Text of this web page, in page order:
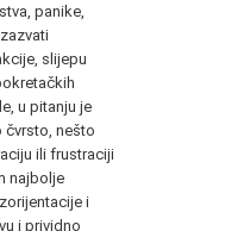
panike,
slijepu
u pitanju je
čvrsto, nešto
ili frustraciji
najbolje
i
i prividno